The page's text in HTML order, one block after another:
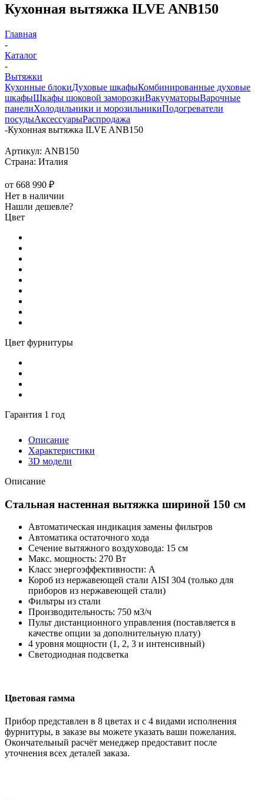
Кухонная вытяжка ILVE ANB150
Главная
-
Каталог
-
Вытяжки
Кухонные блокиДуховые шкафыКомбинированные духовые
шкафыШкафы шоковой заморозкиВакууматорыВарочные
панелиХолодильники и морозильникиПодогреватели
посудыАксессуарыРаспродажа
-Кухонная вытяжка ILVE ANB150
Артикул: ANB150
Страна: Италия
от 668 990 ₽
Нет в наличии
Нашли дешевле?
Цвет
Цвет фурнитуры
Гарантия 1 год
Описание
Характеристики
3D модели
Описание
Стальная настенная вытяжка шириной 150 см
Автоматическая индикация замены фильтров
Автоматика остаточного хода
Сечение вытяжного воздуховода: 15 см
Макс. мощность: 270 Вт
Класс энергоэффективности: А
Короб из нержавеющей стали AISI 304 (только для
приборов из нержавеющей стали)
Фильтры из стали
Производительность: 750 м3/ч
Пульт дистанционного управления (поставляется в
качестве опции за дополнительную плату)
4 уровня мощности (1, 2, 3 и интенсивный)
Светодиодная подсветка
Цветовая гамма
Прибор представлен в 8 цветах и с 4 видами исполнения
фурнитуры, в заказе вы можете указать ваши пожелания.
Окончательный расчёт менеджер предоставит после
уточнения всех деталей заказа.